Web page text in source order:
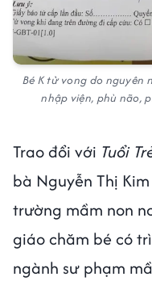
Bé K tử vong do
nhập viện, phù não,
Trao đổi với Tuổi
bà Nguyễn Thị
trường mầm non
giáo chăm bé có
ngành sư phạm